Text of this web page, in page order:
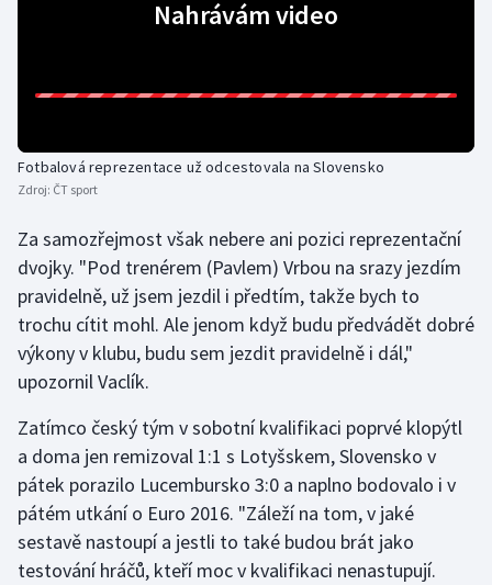
Stolní tenis
Triatlon
Vodní slalom
Volejbal
Ostatní
Nahrávám video
Fotbalová reprezentace už odcestovala na Slovensko
Zdroj: ČT sport
Za samozřejmost však nebere ani pozici reprezentační
dvojky. "Pod trenérem (Pavlem) Vrbou na srazy jezdím
pravidelně, už jsem jezdil i předtím, takže bych to
trochu cítit mohl. Ale jenom když budu předvádět dobré
výkony v klubu, budu sem jezdit pravidelně i dál,"
upozornil Vaclík.
Zatímco český tým v sobotní kvalifikaci poprvé klopýtl
a doma jen remizoval 1:1 s Lotyšskem, Slovensko v
pátek porazilo Lucembursko 3:0 a naplno bodovalo i v
pátém utkání o Euro 2016. "Záleží na tom, v jaké
sestavě nastoupí a jestli to také budou brát jako
testování hráčů, kteří moc v kvalifikaci nenastupují.